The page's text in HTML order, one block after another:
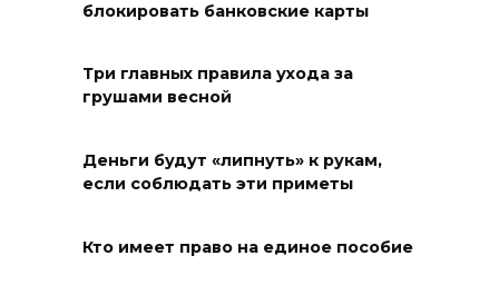
Парк не построю: Николай
становиться меценатом для
Ростова
профессиональным
блокировать банковские карты
Три главных правила ухода за
грушами весной
Деньги будут «липнуть» к рукам,
если соблюдать эти приметы
Кто имеет право на единое пособие